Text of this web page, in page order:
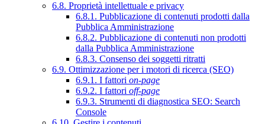
6.8. Proprietà intellettuale e privacy
6.8.1. Pubblicazione di contenuti prodotti dalla
Pubblica Amministrazione
6.8.2. Pubblicazione di contenuti non prodotti
dalla Pubblica Amministrazione
6.8.3. Consenso dei soggetti ritratti
6.9. Ottimizzazione per i motori di ricerca (SEO)
6.9.1. I fattori on-page
6.9.2. I fattori off-page
6.9.3. Strumenti di diagnostica SEO: Search
Console